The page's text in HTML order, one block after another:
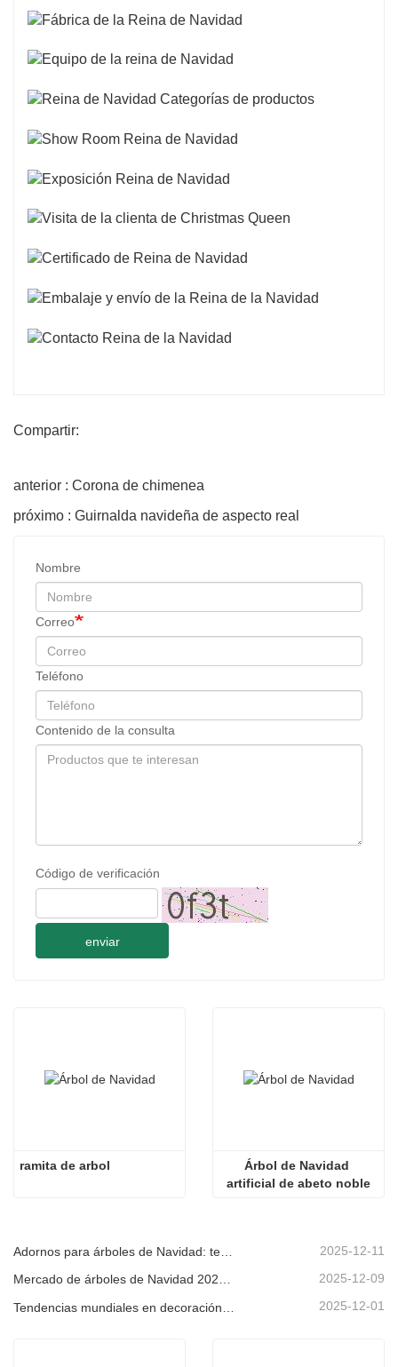
Compartir:
anterior : Corona de chimenea
próximo : Guirnalda navideña de aspecto real
Nombre
Correo
Teléfono
Contenido de la consulta
Código de verificación
enviar
ramita de arbol
Árbol de Navidad
artificial de abeto noble
2025-12-11
Mercado de árboles de Navidad 2025: Tendencias, tecnologías y guía de compras para compradores B2B 2025-12-09
2025-12-01